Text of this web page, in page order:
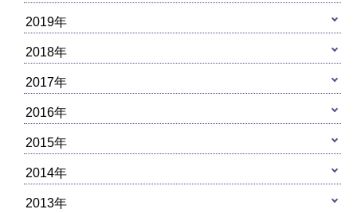
2019年
2018年
2017年
2016年
2015年
2014年
2013年